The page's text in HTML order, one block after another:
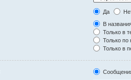
Да
В
Только в
Только по
Только в